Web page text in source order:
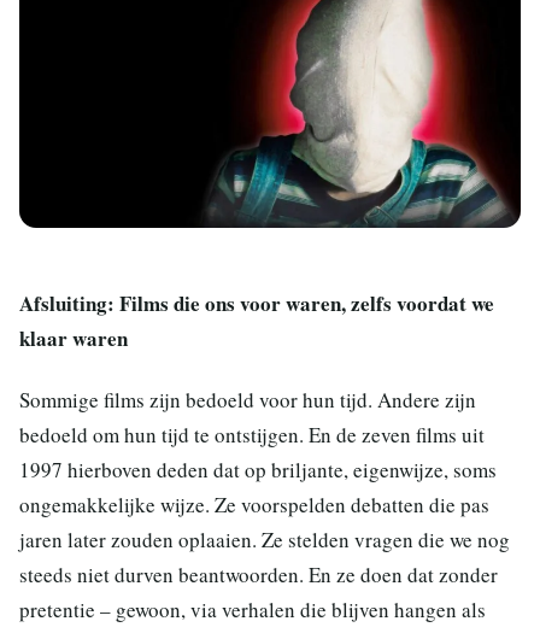
Afsluiting: Films die ons voor waren, zelfs voordat we
klaar waren
Sommige films zijn bedoeld voor hun tijd. Andere zijn
bedoeld om hun tijd te ontstijgen. En de zeven films uit
1997 hierboven deden dat op briljante, eigenwijze, soms
ongemakkelijke wijze. Ze voorspelden debatten die pas
jaren later zouden oplaaien. Ze stelden vragen die we nog
steeds niet durven beantwoorden. En ze doen dat zonder
pretentie – gewoon, via verhalen die blijven hangen als